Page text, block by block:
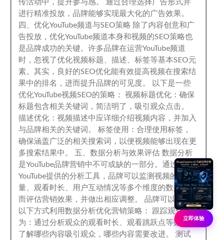
传活动中 ，提升参与感。通过合理选择广告形式并
进行精准投放 ，品牌能够实现最大化的广告效果。
四、优化YouTube频道与SEO策略 除了内容创意和广
告投放 ，优化YouTube频道本身和视频的SEO策略也
是品牌成功的关键。许多品牌在运营YouTube频道
时 ， 忽视了优化视频标题 、描述、标签等基本SEO元
素。其实 ，
良好的SEO优化能有效提高视频在搜索结
果中的排名 ，进而提升品牌的可见度。
以下是一些
优化YouTube视频SEO的策略 ： 视频标题优化：确保
标题包含相关关键词
，简洁明了 ， 吸引观众点击。
描述优化 ：视频描述中应详细介绍视频内容 ， 并加入
与品牌相关的关键词 。 标签使用：合理使用标签 ，
确保涵盖广泛的相关搜索词
，
以便视频能够出现在更
多搜索结果中 。 五、数据分析与效果评估 数据分析
是YouTube品牌营销中不可或缺的一部分。通过
YouTube提供的分析工具 ，品牌可以监测视频的观看
量 、观看时长、 用户互动情况等多个维度的数据，进
而评估营销效果 ， 并做出相应调整。品牌可以通过
以下方式利用数据分析优化营销策略 ： 跟踪观众行
为 ：通过分析观众的观看时长 观看跳跃点等数据，
了解哪些内容吸引观众 ， 哪些内容需要改进。测试
立即体验